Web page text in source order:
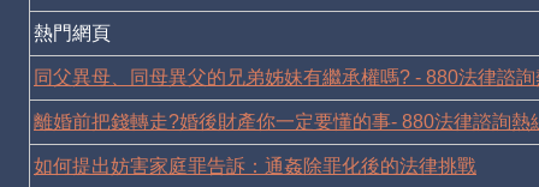
熱門網頁
同父異母、同母異父的兄弟姊妹有繼承權嗎? - 880法律諮
離婚前把錢轉走?婚後財產你一定要懂的事- 880法律諮詢熱
如何提出妨害家庭罪告訴：通姦除罪化後的法律挑戰